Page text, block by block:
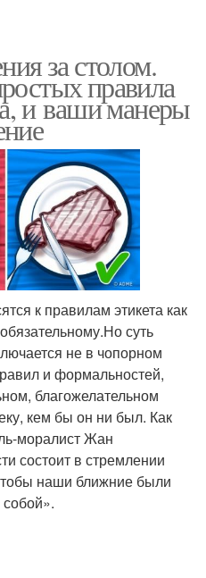
за столом.
правила
и ваши манеры
к правилам этикета как
суть
не в чопорном
и формальностей,
благожелательном
кем бы он ни был. Как
моралист Жан
состоит в стремлении
наши ближние были